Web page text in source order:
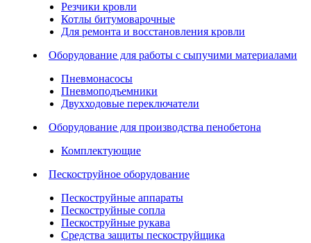
Резчики кровли
Котлы битумоварочные
Для ремонта и восстановления кровли
Оборудование для работы с сыпучими материалами
Пневмонасосы
Пневмоподъемники
Двухходовые переключатели
Оборудование для производства пенобетона
Комплектующие
Пескоструйное оборудование
Пескоструйные аппараты
Пескоструйные сопла
Пескоструйные рукава
Средства защиты пескоструйщика